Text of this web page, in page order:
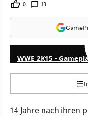
0 13
WWE 2K15 -
14 Jahre nach ihren